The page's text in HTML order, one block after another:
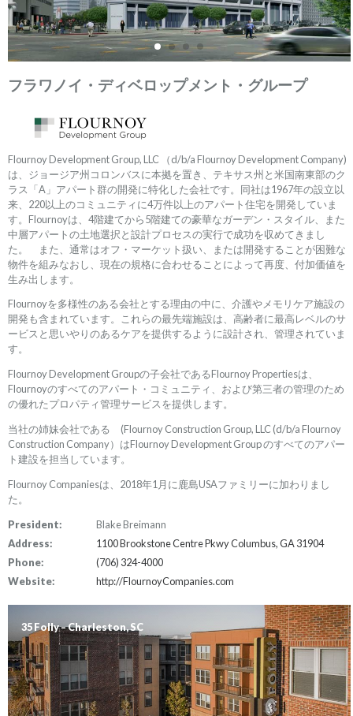
フラワノイ・ディベロップメント・グループ
Flournoy Development Group, LLC （d/b/a Flournoy Development Company)
は、ジョージア州コロンバスに本拠を置き、テキサス州と米国南東部のク
ラス「A」アパート群の開発に特化した会社です。同社は1967年の設立以
来、220以上のコミュニティに4万件以上のアパート住宅を開発していま
す。Flournoyは、4階建てから5階建ての豪華なガーデン・スタイル、また
中層アパートの土地選択と設計プロセスの実行で成功を収めてきまし
た。 また、通常はオフ・マーケット扱い、または開発することが困難な
物件を組みなおし、現在の規格に合わせることによって再度、付加価値を
生み出します。
Flournoyを多様性のある会社とする理由の中に、介護やメモリケア施設の
開発も含まれています。これらの最先端施設は、高齢者に最高レベルのサ
ービスと思いやりのあるケアを提供するように設計され、管理されていま
す。
Flournoy Development Groupの子会社であるFlournoy Propertiesは、
Flournoyのすべてのアパート・コミュニティ、および第三者の管理のため
の優れたプロパティ管理サービスを提供します。
当社の姉妹会社である (Flournoy Construction Group, LLC (d/b/a Flournoy
Construction Company）はFlournoy Development Group のすべてのアパー
ト建設を担当しています。
Flournoy Companiesは、2018年1月に鹿島USAファミリーに加わりまし
た。
President:
Blake Breimann
Address:
1100 Brookstone Centre Pkwy Columbus, GA 31904
Phone:
(706) 324-4000
Website:
http://FlournoyCompanies.com
35 Folly – Charleston, SC